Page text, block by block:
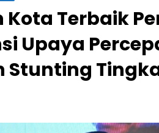
Kota Terbaik
Upaya
Stunting